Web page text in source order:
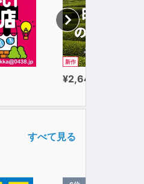
新作
¥2,640
すべて見る